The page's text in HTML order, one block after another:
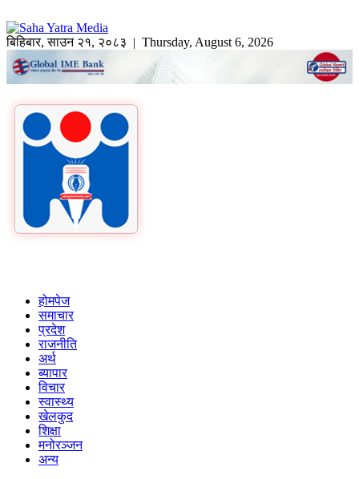
बिहिबार,साउन २१, २०८३ | Thursday, August 6, 2026
होमपेज
समाचार
प्रदेश
राजनीति
अर्थ
ब्यापार
विचार
स्वास्थ्य
खेलकुद
शिक्षा
मनोरञ्जन
अन्य